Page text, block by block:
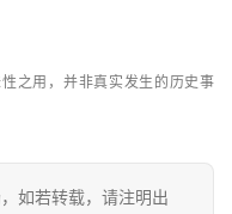
之用，并非真实发生的历史事
如若转载，请注明出